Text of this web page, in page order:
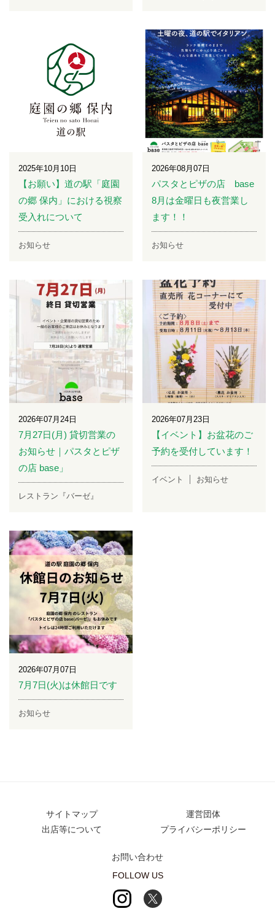
2025年10月10日
【お願い】道の駅「庭園
の郷 保内」における視察
受入れについて
お知らせ
2026年08月07日
パスタとピザの店 base
8月は金曜日も夜営業し
ます！！
お知らせ
2026年07月24日
7月27日(月) 貸切営業の
お知らせ｜パスタとピザ
の店 base」
レストラン『バーゼ』
2026年07月23日
【イベント】お盆花のご
予約を受付しています！
イベント お知らせ
2026年07月07日
7月7日(火)は休館日です
お知らせ
サイトマップ
運営団体
出店等について
プライバシーポリシー
お問い合わせ
FOLLOW US